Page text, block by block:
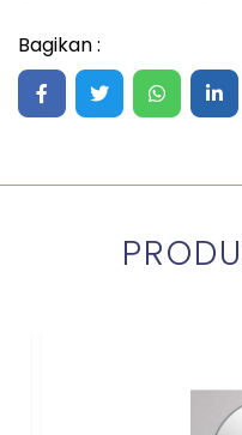
Bagikan :
Share on Facebook
Share onShare on